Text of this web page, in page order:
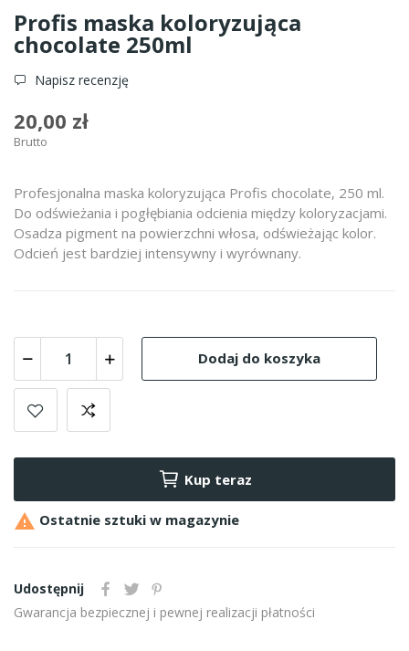
Profis maska koloryzująca
chocolate 250ml
Napisz recenzję
20,00 zł
Brutto
Profesjonalna maska koloryzująca Profis chocolate, 250 ml.
Do odświeżania i pogłębiania odcienia między koloryzacjami.
Osadza pigment na powierzchni włosa, odświeżając kolor.
Odcień jest bardziej intensywny i wyrównany.
Dodaj do koszyka
Kup teraz
 Ostatnie sztuki w magazynie
Udostępnij
Gwarancja bezpiecznej i pewnej realizacji płatności